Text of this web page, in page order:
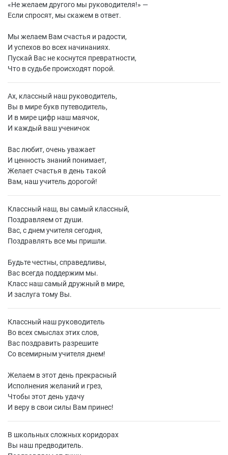
«Не желаем другого мы руководителя!» —
Если спросят, мы скажем в ответ.
Мы желаем Вам счастья и радости,
И успехов во всех начинаниях.
Пускай Вас не коснутся превратности,
Что в судьбе происходят порой.
Ах, классный наш руководитель,
Вы в мире букв путеводитель,
И в мире цифр наш маячок,
И каждый ваш ученичок
Вас любит, очень уважает
И ценность знаний понимает,
Желает счастья в день такой
Вам, наш учитель дорогой!
Классный наш, вы самый классный,
Поздравляем от души.
Вас, с днем учителя сегодня,
Поздравлять все мы пришли.
Будьте честны, справедливы,
Вас всегда поддержим мы.
Класс наш самый дружный в мире,
И заслуга тому Вы.
Классный наш руководитель
Во всех смыслах этих слов,
Вас поздравить разрешите
Со всемирным учителя днем!
Желаем в этот день прекрасный
Исполнения желаний и грез,
Чтобы этот день удачу
И веру в свои силы Вам принес!
В школьных сложных коридорах
Вы наш предводитель.